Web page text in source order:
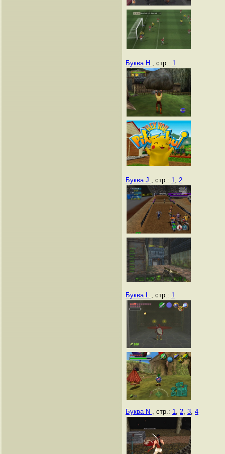
Буква H , стр.: 1
Буква J , стр.: 1 2
Буква L , стр.: 1
Буква N , стр.: 1 2 3 4